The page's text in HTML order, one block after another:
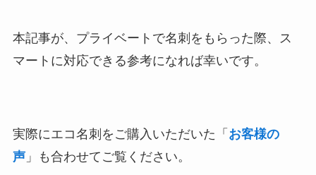
本記事が、プライベートで名刺をもらった際、ス
マートに対応できる参考になれば幸いです。
実際にエコ名刺をご購入いただいた「 お客様の
声」も合わせてご覧ください。